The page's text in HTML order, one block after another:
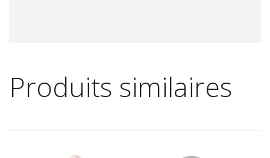
Produits similaires